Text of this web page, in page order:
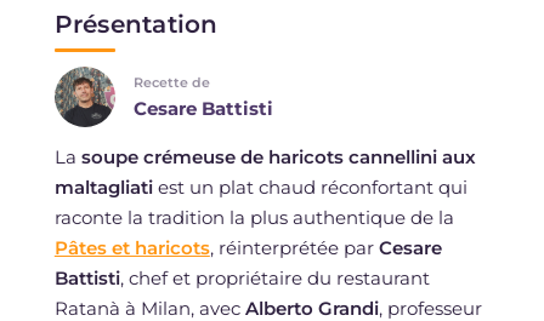
Présentation
Recette de
Cesare Battisti
La soupe crémeuse de haricots cannellini aux
maltagliatiest un plat chaud réconfortant qui
raconte la tradition la plus authentique de la
Pâtes et haricots, réinterprétée par Cesare
Battisti, chef et propriétaire du restaurant
Ratanà à Milan, avec Alberto Grandi, professeur